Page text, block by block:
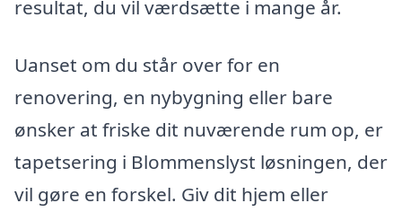
resultat, du vil værdsætte i mange år.
Uanset om du står over for en
renovering, en nybygning eller bare
ønsker at friske dit nuværende rum op, er
tapetsering i Blommenslyst løsningen, der
vil gøre en forskel. Giv dit hjem eller